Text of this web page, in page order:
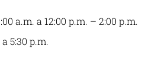
a.m. a 12:00 p.m. – 2:00 p.m.
a 5:30 p.m.